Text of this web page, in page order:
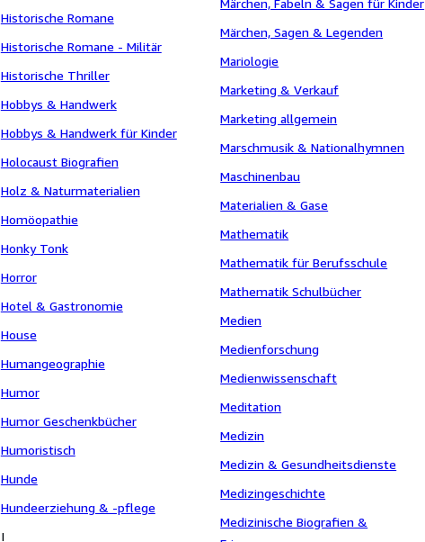
Historische Romane
Historische Romane - Militär
Historische Thriller
Hobbys & Handwerk
Hobbys & Handwerk für Kinder
Holocaust Biografien
Holz & Naturmaterialien
Homöopathie
Honky Tonk
Horror
Hotel & Gastronomie
House
Humangeographie
Humor
Humor Geschenkbücher
Humoristisch
Hunde
Hundeerziehung & -pflege
I
Märchen, Fabeln & Sagen für Kinder
Märchen, Sagen & Legenden
Mariologie
Marketing & Verkauf
Marketing allgemein
Marschmusik & Nationalhymnen
Maschinenbau
Materialien & Gase
Mathematik
Mathematik für Berufsschule
Mathematik Schulbücher
Medien
Medienforschung
Medienwissenschaft
Meditation
Medizin
Medizin & Gesundheitsdienste
Medizingeschichte
Medizinische Biografien &